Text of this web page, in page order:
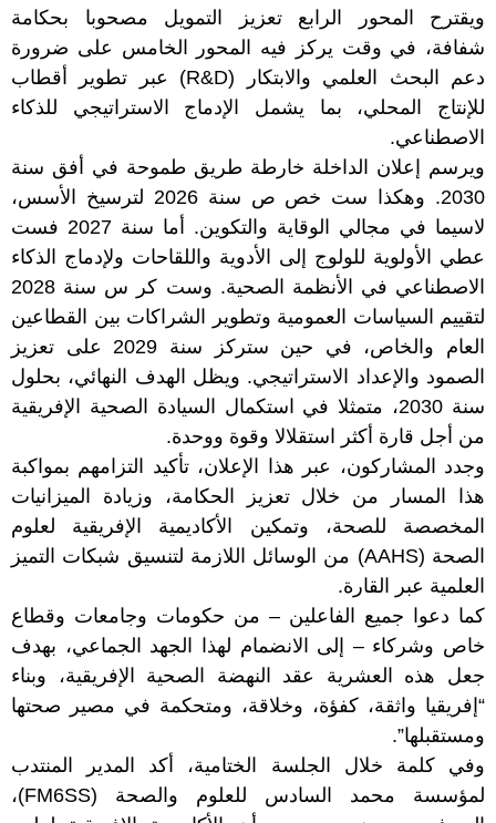
ويقترح المحور الرابع تعزيز التمويل مصحوبا بحكامة
شفافة، في وقت يركز فيه المحور الخامس على ضرورة
دعم البحث العلمي والابتكار (R&D) عبر تطوير أقطاب
للإنتاج المحلي، بما يشمل الإدماج الاستراتيجي للذكاء
الاصطناعي.
ويرسم إعلان الداخلة خارطة طريق طموحة في أفق سنة
2030. وهكذا ست خص ص سنة 2026 لترسيخ الأسس،
لاسيما في مجالي الوقاية والتكوين. أما سنة 2027 فست
عطي الأولوية للولوج إلى الأدوية واللقاحات ولإدماج الذكاء
الاصطناعي في الأنظمة الصحية. وست كر س سنة 2028
لتقييم السياسات العمومية وتطوير الشراكات بين القطاعين
العام والخاص، في حين ستركز سنة 2029 على تعزيز
الصمود والإعداد الاستراتيجي. ويظل الهدف النهائي، بحلول
سنة 2030، متمثلا في استكمال السيادة الصحية الإفريقية
من أجل قارة أكثر استقلالا وقوة ووحدة.
وجدد المشاركون، عبر هذا الإعلان، تأكيد التزامهم بمواكبة
هذا المسار من خلال تعزيز الحكامة، وزيادة الميزانيات
المخصصة للصحة، وتمكين الأكاديمية الإفريقية لعلوم
الصحة (AAHS) من الوسائل اللازمة لتنسيق شبكات التميز
العلمية عبر القارة.
كما دعوا جميع الفاعلين – من حكومات وجامعات وقطاع
خاص وشركاء – إلى الانضمام لهذا الجهد الجماعي، بهدف
جعل هذه العشرية عقد النهضة الصحية الإفريقية، وبناء
“إفريقيا واثقة، كفؤة، وخلاقة، ومتحكمة في مصير صحتها
ومستقبلها”.
وفي كلمة خلال الجلسة الختامية، أكد المدير المنتدب
لمؤسسة محمد السادس للعلوم والصحة (FM6SS)،